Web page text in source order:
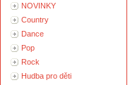
NOVINKY
Country
Dance
Pop
Rock
Hudba pro děti